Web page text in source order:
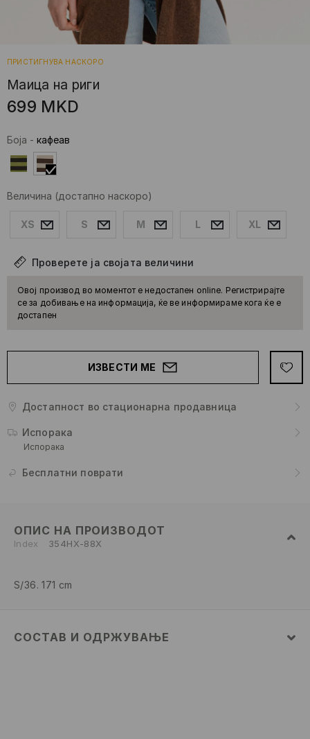
ПРИСТИГНУВА НАСКОРО
Маица на риги
699 MKD
Боја - кафеав
Величина (достапно наскоро)
XS S M L XL
Проверете ја својата величини
Овој производ во моментот е недостапен online. Регистрирајте
се за добивање на информација, ќе ве информираме кога ќе е
достапен
ИЗВЕСТИ МЕ
Достапност во стационарна продавница
Испорака
Испорака
Бесплатни поврати
ОПИС НА ПРОИЗВОДОТ
Index 354HX-88X
S/36. 171 cm
СОСТАВ И ОДРЖУВАЊЕ